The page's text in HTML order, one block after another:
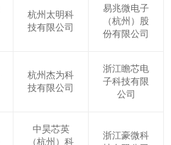
杭州太明科
技有限公司
易兆微电子
（杭州）股
份有限公司
杭州杰为科
技有限公司
浙江瞻芯电
子科技有限
公司
中昊芯英
（杭州）科
浙江豪微科